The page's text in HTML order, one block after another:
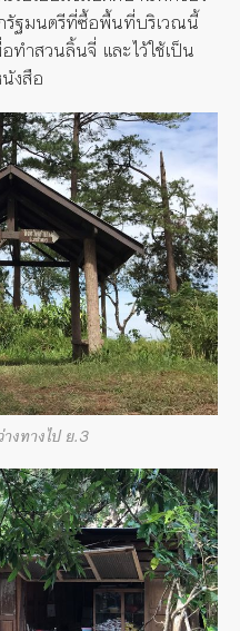
รัฐมนตรีที่ซื้อพื้นที่บริเวณนี้
ทำสวนลิ้นจี่ และไว้ใช้เป็น
งสือ
งทางไป ย.3